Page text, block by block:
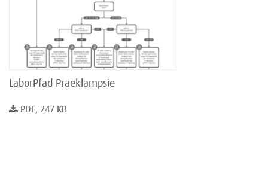
LaborPfad Präeklampsie
PDF, 247 KB